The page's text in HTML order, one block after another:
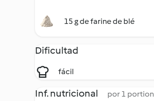
15 g de farine de blé
Dificultad
fácil
Inf. nutricional por 1 portion